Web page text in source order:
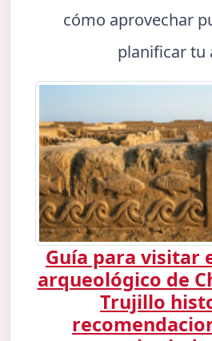
cómo aprovechar
planificar tu
Guía para visitar
arqueológico de
Trujillo